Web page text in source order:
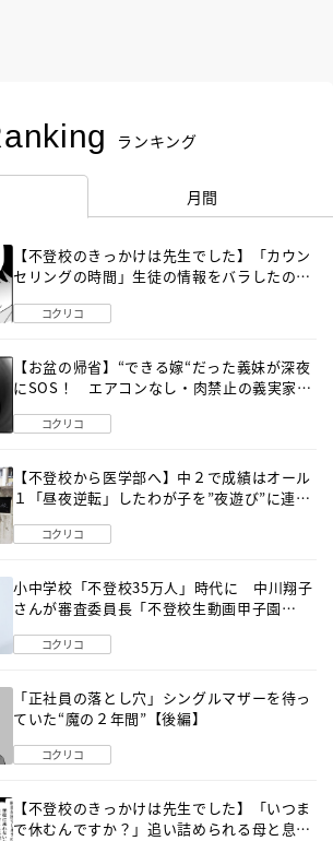
ランキング
月間
【不登校のきっかけは先生でした】「カウン
セリングの時間」生徒の情報をバラしたの
コクリコ
【お盆の帰省】“できる嫁“だった義妹が深夜
にSOS！ エアコンなし・肉禁止の義実家ル
コクリコ
【不登校から医学部へ】中２で成績はオール
１「昼夜逆転」したわが子を”夜遊び”に連れ
コクリコ
小中学校「不登校35万人」時代に 中川翔子
さんが審査委員長「不登校生動画甲子園
コクリコ
「正社員の落とし穴」シングルマザーを待っ
ていた“魔の２年間”【後編】
コクリコ
【不登校のきっかけは先生でした】「いつま
で休むんですか？」追い詰められる母と息子